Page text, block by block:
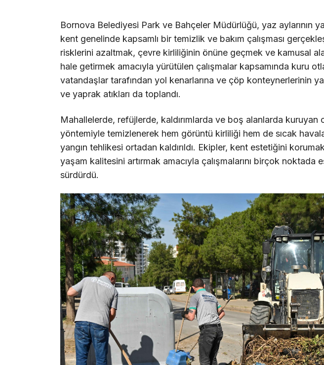
Bornova Belediyesi Park ve Bahçeler Müdürlüğü, yaz aylarının
kent genelinde kapsamlı bir temizlik ve bakım çalışması
risklerini azaltmak, çevre kirliliğinin önüne geçmek ve kamusal
hale getirmek amacıyla yürütülen çalışmalar kapsamında kuru
vatandaşlar tarafından yol kenarlarına ve çöp konteynerlerinin
ve yaprak atıkları da toplandı.
Mahallelerde, refüjlerde, kaldırımlarda ve boş alanlarda kuruyan
yöntemiyle temizlenerek hem görüntü kirliliği hem de sıcak
yangın tehlikesi ortadan kaldırıldı. Ekipler, kent estetiğini
yaşam kalitesini artırmak amacıyla çalışmalarını birçok noktada
sürdürdü.